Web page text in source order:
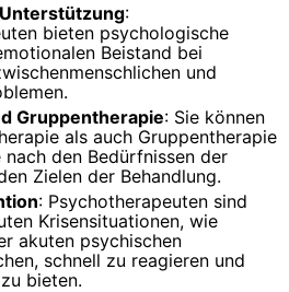
:
bieten psychologische
Beistand bei
und
Gruppentherapie: Sie können
als auch Gruppentherapie
den Bedürfnissen der
Zielen der Behandlung.
: Psychotherapeuten sind
Krisensituationen, wie
akuten psychischen
schnell zu reagieren und
bieten.